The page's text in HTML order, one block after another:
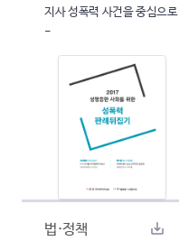
지사 성폭력 사건을 중심으로
-
법·정책